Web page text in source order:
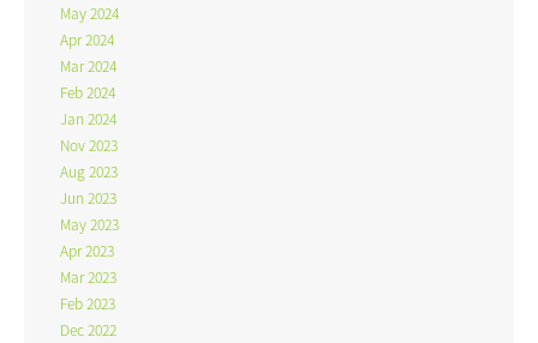
May 2024
Apr 2024
Mar 2024
Feb 2024
Jan 2024
Nov 2023
Aug 2023
Jun 2023
May 2023
Apr 2023
Mar 2023
Feb 2023
Dec 2022